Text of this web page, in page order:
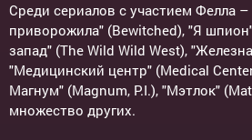
Среди сериалов с участием Фелла
приворожила" (Bewitched), "Я
запад" (The Wild Wild West),
"Медицинский центр" (Medical
Магнум" (Magnum, P.I.), "Мэтлок"
множество других.